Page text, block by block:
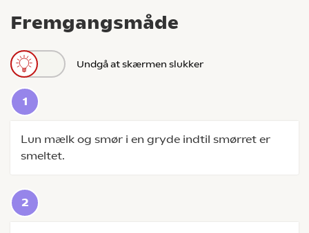
Fremgangsmåde
Undgå at skærmen slukker
Lun mælk og smør i en gryde indtil smørret er
smeltet.